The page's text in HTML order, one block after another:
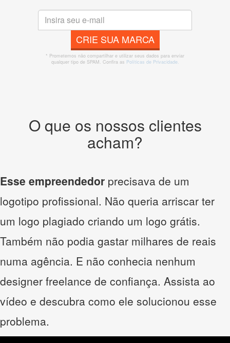
CRIE SUA MARCA
* Prometemos não compartilhar e utilizar seus dados para enviar
qualquer tipo de SPAM. Confira as Políticas de Privacidade.
O que os nossos clientes
acham?
Esse empreendedor precisava de um
logotipo profissional. Não queria arriscar ter
um logo plagiado criando um logo grátis.
Também não podia gastar milhares de reais
numa agência. E não conhecia nenhum
designer freelance de confiança. Assista ao
vídeo e descubra como ele solucionou esse
problema.